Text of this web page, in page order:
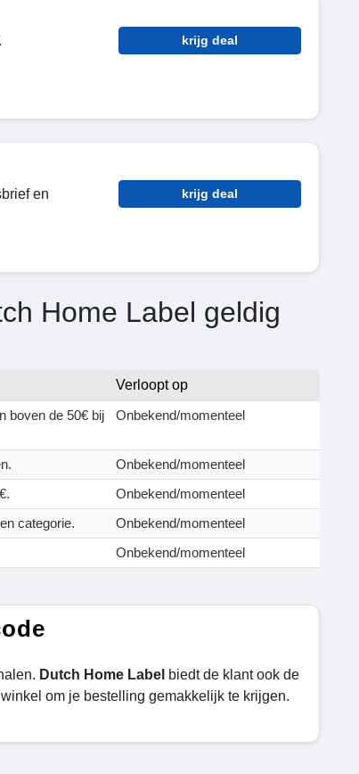
krijg deal
en
krijg deal
Home Label geldig
Verloopt op
boven de 50€ bij
Onbekend/momenteel
Onbekend/momenteel
Onbekend/momenteel
categorie.
Onbekend/momenteel
Onbekend/momenteel
Dutch Home Label biedt de klant ook de
om je bestelling gemakkelijk te krijgen.